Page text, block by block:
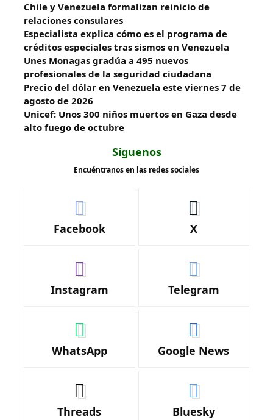
Chile y Venezuela formalizan reinicio de
relaciones consulares
Especialista explica cómo es el programa de
créditos especiales tras sismos en Venezuela
Unes Monagas gradúa a 495 nuevos
profesionales de la seguridad ciudadana
Precio del dólar en Venezuela este viernes 7 de
agosto de 2026
Unicef: Unos 300 niños muertos en Gaza desde
alto fuego de octubre
Síguenos
Encuéntranos en las redes sociales
Facebook X
Instagram Telegram
WhatsApp Google News
Threads Bluesky